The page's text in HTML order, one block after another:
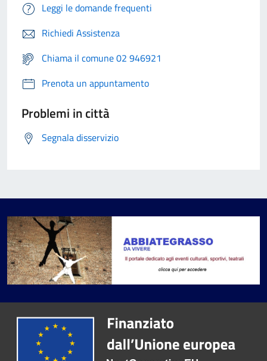
Leggi le domande frequenti
Richiedi Assistenza
Chiama il comune 02 946921
Prenota un appuntamento
Problemi in città
Segnala disservizio